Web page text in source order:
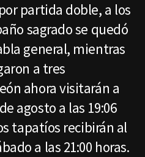
partida doble, a los
sagrado se quedó
general, mientras
a tres
ahora visitarán a
agosto a las 19:06
tapatíos recibirán al
a las 21:00 horas.